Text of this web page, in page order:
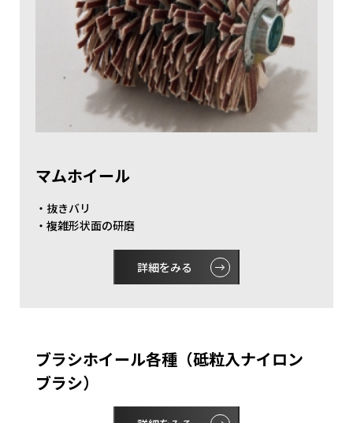
マムホイール
・抜きバリ
・複雑形状面の研磨
詳細をみる
ブラシホイール各種（砥粒入ナイロン
ブラシ）